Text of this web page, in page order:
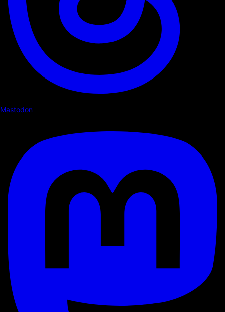
Mastodon